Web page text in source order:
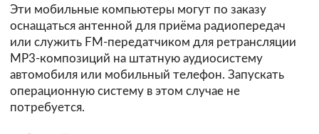
Эти мобильные компьютеры могут по заказу
оснащаться антенной для приёма радиопередач
или служить FM-передатчиком для ретрансляции
MP3-композиций на штатную аудиосистему
автомобиля или мобильный телефон. Запускать
операционную систему в этом случае не
потребуется.